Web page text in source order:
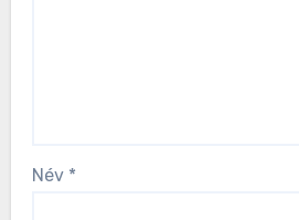
Név *